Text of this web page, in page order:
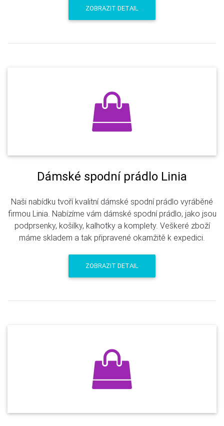
ZOBRAZIT DETAIL
Dámské spodní prádlo Linia
Naši nabídku tvoří kvalitní dámské spodní prádlo vyráběné
firmou Linia. Nabízíme vám dámské spodní prádlo, jako jsou
podprsenky, košilky, kalhotky a komplety. Veškeré zboží
máme skladem a tak připravené okamžitě k expedici.
ZOBRAZIT DETAIL